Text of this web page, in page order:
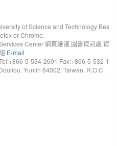
of Science and Technology Bes
or Chrome.
Center 網頁維護.圖書資訊處 資
E-mail
5-534-2601 Fax:+866-5-532-1
Yunlin 64002. Taiwan. R.O.C.